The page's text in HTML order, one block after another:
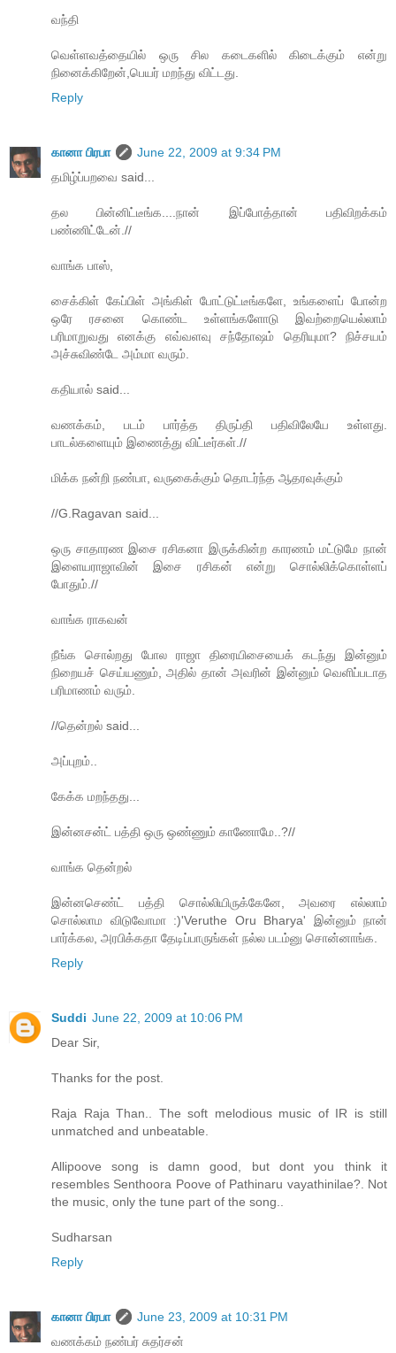
வந்தி
வெள்ளவத்தையில் ஒரு சில கடைகளில் கிடைக்கும் என்று
நினைக்கிறேன்,பெயர் மறந்து விட்டது.
Reply
கானா பிரபா
June 22, 2009 at 9:34 PM
தமிழ்ப்பறவை said...
தல பின்னிட்டீங்க....நான் இப்போத்தான் பதிவிறக்கம்
பண்ணிட்டேன்.//
வாங்க பாஸ்,
சைக்கிள் கேப்பிள் அங்கிள் போட்டுட்டீங்களே, உங்களைப் போன்ற
ஒரே ரசனை கொண்ட உள்ளங்களோடு இவற்றையெல்லாம்
பரிமாறுவது எனக்கு எவ்வளவு சந்தோஷம் தெரியுமா? நிச்சயம்
அச்சுவிண்டே அம்மா வரும்.
கதியால் said...
வணக்கம், படம் பார்த்த திருப்தி பதிவிலேயே உள்ளது.
பாடல்களையும் இணைத்து விட்டீர்கள்.//
மிக்க நன்றி நண்பா, வருகைக்கும் தொடர்ந்த ஆதரவுக்கும்
//G.Ragavan said...
ஒரு சாதாரண இசை ரசிகனா இருக்கின்ற காரணம் மட்டுமே நான்
இளையராஜாவின் இசை ரசிகன் என்று சொல்லிக்கொள்ளப்
போதும்.//
வாங்க ராகவன்
நீங்க சொல்றது போல ராஜா திரையிசையைக் கடந்து இன்னும்
நிறையச் செய்யணும், அதில் தான் அவரின் இன்னும் வெளிப்படாத
பரிமாணம் வரும்.
//தென்றல் said...
அப்புறம்..
கேக்க மறந்தது...
இன்னசன்ட் பத்தி ஒரு ஒண்ணும் காணோமே..?//
வாங்க தென்றல்
இன்னசெண்ட் பத்தி சொல்லியிருக்கேனே, அவரை எல்லாம்
சொல்லாம விடுவோமா :)'Veruthe Oru Bharya' இன்னும் நான்
பார்க்கல, அரபிக்கதா தேடிப்பாருங்கள் நல்ல படம்னு சொன்னாங்க.
Reply
Suddi June 22, 2009 at 10:06 PM
Dear Sir,
Thanks for the post.
Raja Raja Than.. The soft melodious music of IR is still
unmatched and unbeatable.
Allipoove song is damn good, but dont you think it
resembles Senthoora Poove of Pathinaru vayathinilae?. Not
the music, only the tune part of the song..
Sudharsan
Reply
கானா பிரபா
June 23, 2009 at 10:31 PM
வணக்கம் நண்பர் சுதர்சன்